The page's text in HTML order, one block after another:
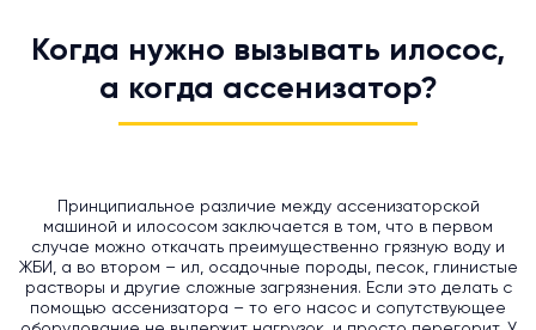
Когда нужно вызывать илосос,
а когда ассенизатор?
Принципиальное различие между ассенизаторской
машиной и илососом заключается в том, что в первом
случае можно откачать преимущественно грязную воду и
ЖБИ, а во втором – ил, осадочные породы, песок, глинистые
растворы и другие сложные загрязнения. Если это делать с
помощью ассенизатора – то его насос и сопутствующее